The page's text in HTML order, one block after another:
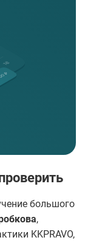
большого
,
KKPRAVO,